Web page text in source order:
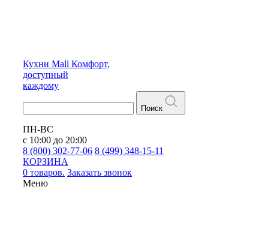
Кухни Mall Комфорт,
доступный
каждому
Поиск
ПН-ВС
с 10:00 до 20:00
8 (800) 302-77-06 8 (499) 348-15-11
КОРЗИНА
0 товаров. Заказать звонок
Меню